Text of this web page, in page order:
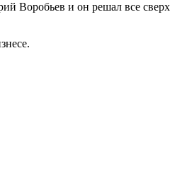
Воробьев и он решал все